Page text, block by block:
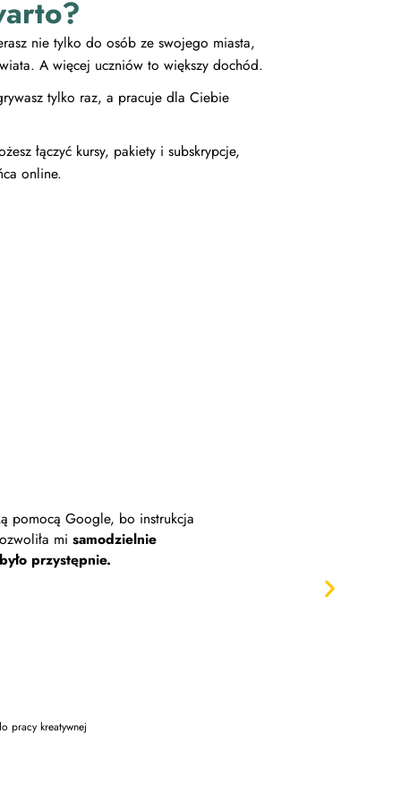
nie tylko do osób ze swojego miasta,
A więcej uczniów to większy dochód.
tylko raz, a pracuje dla Ciebie
łączyć kursy, pakiety i subskrypcje,
online.
pomocą Google, bo instrukcja
mi samodzielnie
było przystępnie.
pracy kreatywnej